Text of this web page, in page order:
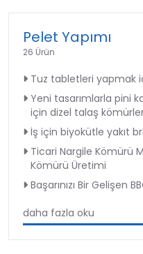
Pelet Yapımı
26 Ürün
Tuz tabletleri yapmak
Yeni tasarımlarla pini
için dizel talaş
İş için biyokütle yakıt
Ticari Nargile Kömürü
Kömürü Üretimi
Başarınızı Bir Gelişen
daha fazla oku